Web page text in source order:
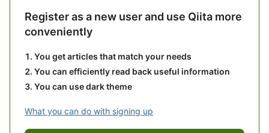
Register as a new user and use Qiita more
conveniently
You get articles that match your needs
You can efficiently read back useful information
You can use dark theme
What you can do with signing up